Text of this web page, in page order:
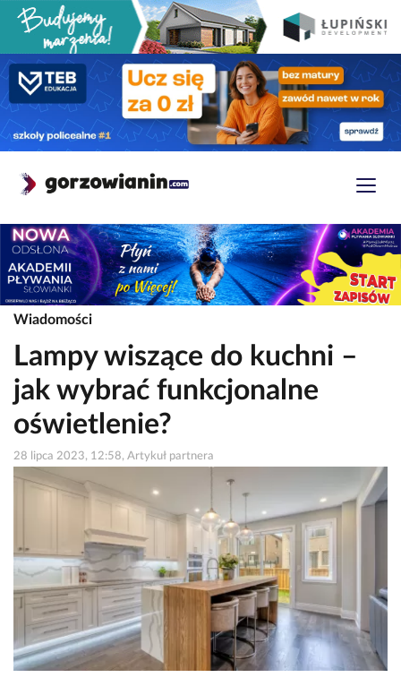
Wiadomości
Lampy wiszące do kuchni –
jak wybrać funkcjonalne
oświetlenie?
28 lipca 2023, 12:58, Artykuł partnera